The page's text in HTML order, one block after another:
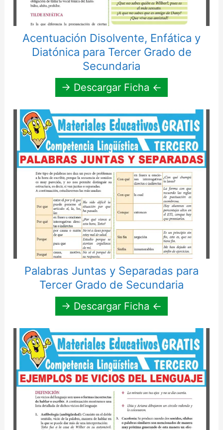
Acentuación Disolvente, Enfática y
Diatónica para Tercer Grado de
Secundaria
→ Descargar Ficha ←
Palabras Juntas y Separadas para
Tercer Grado de Secundaria
→ Descargar Ficha ←